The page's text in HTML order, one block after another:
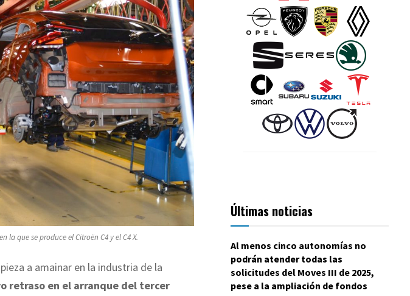
la que se produce el Citroën C4 y el C4 X.
a amainar en la industria de la
retraso en el arranque del tercer
Últimas noticias
Al menos cinco autonomías no
podrán atender todas las
solicitudes del Moves III de 2025,
pese a la ampliación de fondos